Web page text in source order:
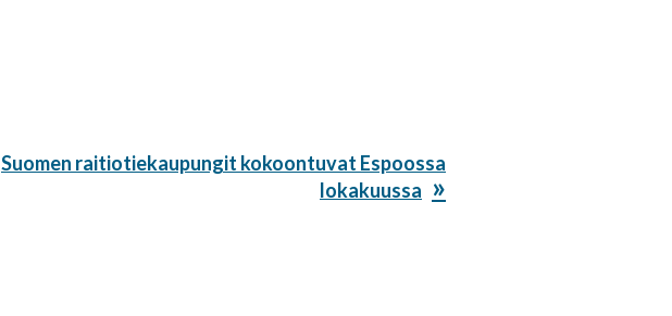
Seuraava
Suomen raitiotiekaupungit kokoontuvat Espoossa
lokakuussa